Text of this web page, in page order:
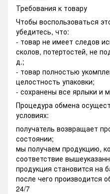
Требования к товару
Чтобы воспользоваться
убедитесь, что:
- товар не имеет следов
сколов, потертостей, не
д.;
- товар полностью
целостность упаковки;
- сохранены все ярлыки и
Процедура обмена
условиях:
получатель возвращает
состоянии;
мы получаем продукцию,
соответствие
продукция становится на
после чего производится
24/7